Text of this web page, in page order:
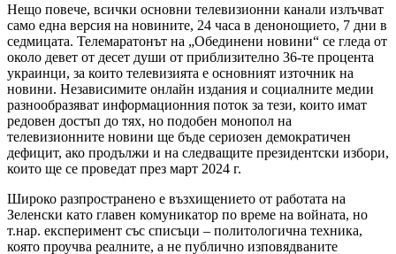
Нещо повече, всички основни телевизионни канали излъчват
само една версия на новините, 24 часа в денонощието, 7 дни в
седмицата. Телемаратонът на „Обединени новини“ се гледа от
около девет от десет души от приблизително 36-те процента
украинци, за които телевизията е основният източник на
новини. Независимите онлайн издания и социалните медии
разнообразяват информационния поток за тези, които имат
редовен достъп до тях, но подобен монопол на
телевизионните новини ще бъде сериозен демократичен
дефицит, ако продължи и на следващите президентски избори,
които ще се проведат през март 2024 г.
Широко разпространено е възхищението от работата на
Зеленски като главен комуникатор по време на войната, но
т.нар. експеримент със списъци – политологична техника,
която проучва реалните, а не публично изповядваните